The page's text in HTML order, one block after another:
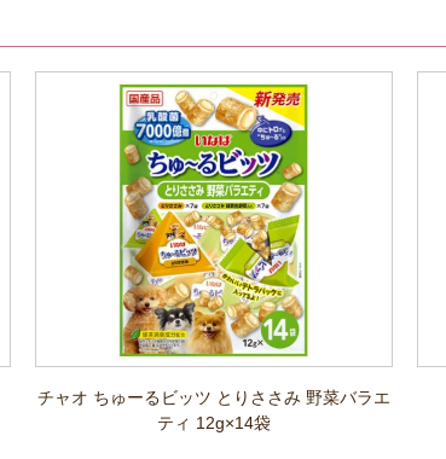
チャオ ちゅーるビッツ とりささみ 野菜バラエ
ティ 12g×14袋